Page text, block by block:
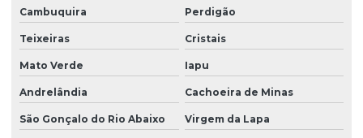
Cambuquira Perdigão
Teixeiras Cristais
Mato Verde Iapu
Andrelândia Cachoeira de Minas
São Gonçalo do Rio Abaixo Virgem da Lapa